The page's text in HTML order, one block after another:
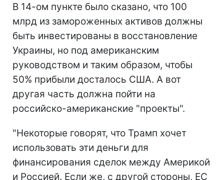
В 14-ом пункте было сказано, что 100
млрд из замороженных активов должны
быть инвестированы в восстановление
Украины, но под американским
руководством и таким образом, чтобы
50% прибыли досталось США. А вот
другая часть должна пойти на
российско-американские "проекты".
"Некоторые говорят, что Трамп хочет
использовать эти деньги для
финансирования сделок между Америкой
и Россией. Если же, с другой стороны, ЕС